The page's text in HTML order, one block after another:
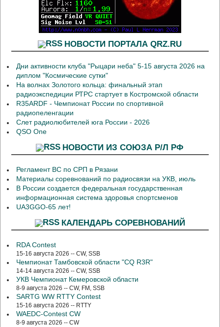
НОВОСТИ ПОРТАЛА QRZ.RU
Дни активности клуба "Рыцари неба" 5-15 августа 2026 на
диплом "Космические сутки"
На волнах Золотого кольца: финальный этап
радиоэкспедиции РТРС стартует в Костромской области
R35ARDF - Чемпионат России по спортивной
радиопеленгации
Слет радиолюбителей юга России - 2026
QSO One
НОВОСТИ ИЗ СОЮЗА Р/Л РФ
Регламент ВС по СРП в Рязани
Материалы соревнований по радиосвязи на УКВ, июль
В России создается федеральная государственная
информационная система здоровья спортсменов
UA3GGO-65 лет!
КАЛЕНДАРЬ СОРЕВНОВАНИЙ
RDA Contest
15-16 августа 2026 -- CW, SSB
Чемпионат Тамбовской области "CQ R3R"
14-14 августа 2026 -- CW, SSB
УКВ Чемпионат Кемеровской области
8-9 августа 2026 -- CW, FM, SSB
SARTG WW RTTY Contest
15-16 августа 2026 -- RTTY
WAEDC-Contest CW
8-9 августа 2026 -- CW